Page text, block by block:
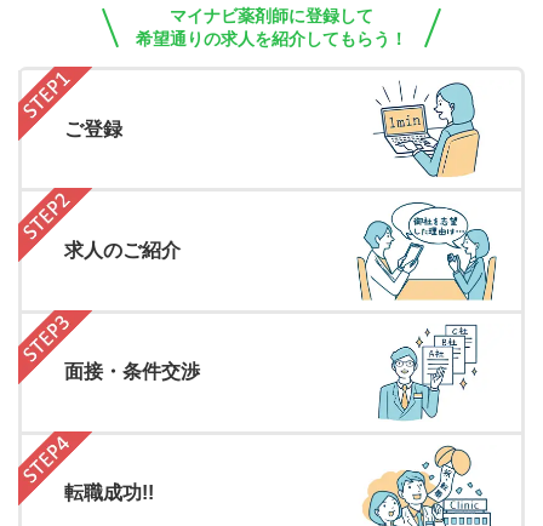
マイナビ薬剤師に登録して
希望通りの求人を紹介してもらう！
ご登録
求人のご紹介
面接・条件交渉
転職成功!!